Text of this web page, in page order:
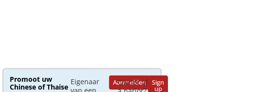
Promoot uw
Chinese of Thaise
Eigenaar
Aanmelden
Owner of Sign
up